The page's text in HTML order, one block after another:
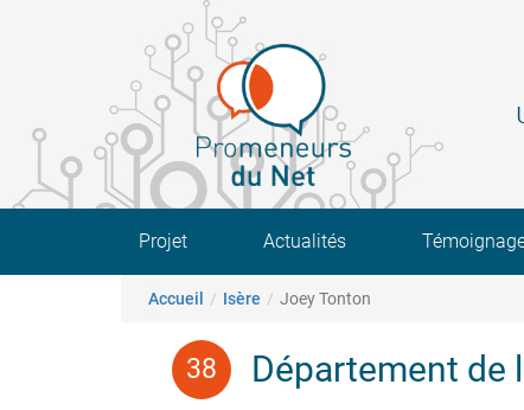
Main navigation
Projet Actualités
Fil d'Ariane
Accueil Isère Joey Tonton
Département de